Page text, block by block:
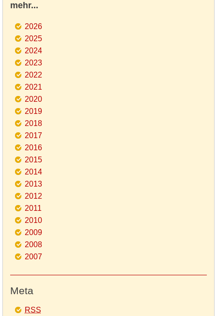
mehr...
2026
2025
2024
2023
2022
2021
2020
2019
2018
2017
2016
2015
2014
2013
2012
2011
2010
2009
2008
2007
Meta
RSS